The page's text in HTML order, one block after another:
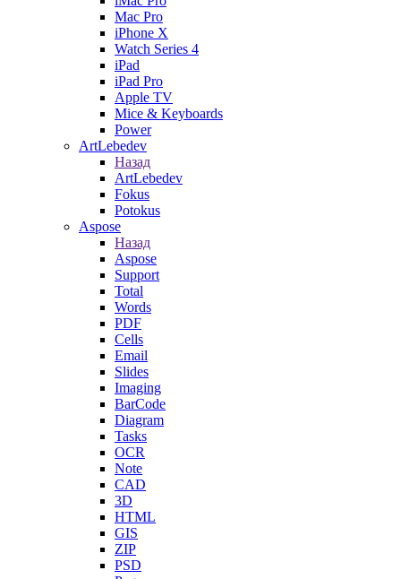
Mac Pro
iPhone X
Watch Series 4
iPad
iPad Pro
Apple TV
Mice & Keyboards
Power
ArtLebedev
Назад
ArtLebedev
Fokus
Potokus
Aspose
Назад
Aspose
Support
Total
Words
PDF
Cells
Email
Slides
Imaging
BarCode
Diagram
Tasks
OCR
Note
CAD
3D
HTML
GIS
ZIP
PSD